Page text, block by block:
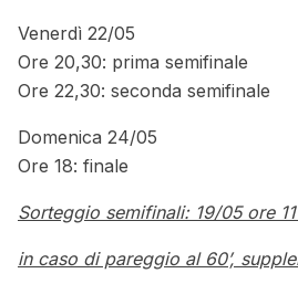
Venerdì 22/05
Ore 20,30: prima semifinale
Ore 22,30: seconda semifinale
Domenica 24/05
Ore 18: finale
Sorteggio semifinali: 19/05 ore 11
in caso di pareggio al 60’,